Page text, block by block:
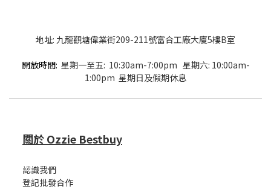
地址: 九龍觀塘偉業街209-211號富合工廠大廈5樓B室
開放時間: 星期一至五: 10:30am-7:00pm 星期六: 10:00am-
1:00pm 星期日及假期休息
關於 Ozzie Bestbuy
認識我們
登記批發合作